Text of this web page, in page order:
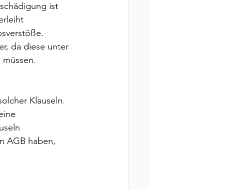
ist
da diese unter
Klauseln.
AGB haben,